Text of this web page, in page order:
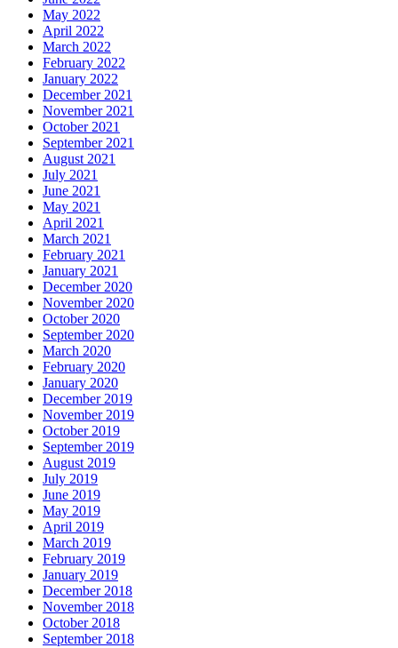
May 2022
April 2022
March 2022
February 2022
January 2022
December 2021
November 2021
October 2021
September 2021
August 2021
July 2021
June 2021
May 2021
April 2021
March 2021
February 2021
January 2021
December 2020
November 2020
October 2020
September 2020
March 2020
February 2020
January 2020
December 2019
November 2019
October 2019
September 2019
August 2019
July 2019
June 2019
May 2019
April 2019
March 2019
February 2019
January 2019
December 2018
November 2018
October 2018
September 2018